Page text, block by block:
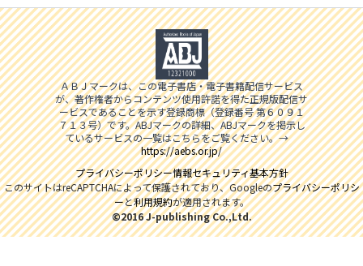
ＡＢＪマークは、この電子書店・電子書籍配信サービス
が、著作権者からコンテンツ使用許諾を得た正規版配信サ
ービスであることを示す登録商標（登録番号 第６０９１
７１３号）です。ABJマークの詳細、ABJマークを掲示し
ているサービスの一覧はこちらをご覧ください。→
https://aebs.or.jp/
プライバシーポリシー情報セキュリティ基本方針
このサイトはreCAPTCHAによって保護されており、Googleのプライバシーポリシ
ーと利用規約が適用されます。
©2016 J-publishing Co.,Ltd.